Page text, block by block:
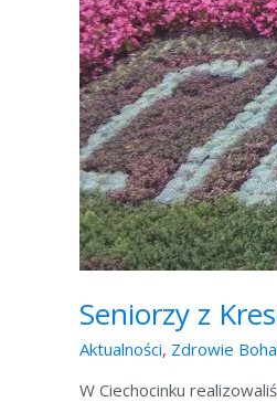
Seniorzy z
Aktualności, Zdrowie
W Ciechocinku